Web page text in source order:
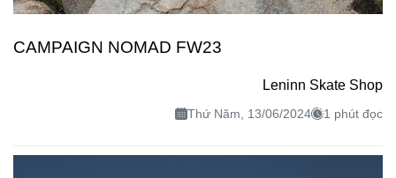
CAMPAIGN NOMAD FW23
Leninn Skate Shop
Thứ Năm, 13/06/2024 1 phút đọc